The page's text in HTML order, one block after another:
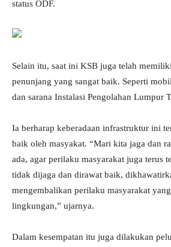
status ODF.
Selain itu, saat ini KSB juga telah
penunjang yang sangat baik. Seperti
dan sarana Instalasi Pengolahan Lumpur
Ia berharap keberadaan infrastruktur ini
baik oleh masyakat. “Mari kita jaga dan
ada, agar perilaku masyarakat juga terus
tidak dijaga dan dirawat baik,
mengembalikan perilaku masyarakat
lingkungan,” ujarnya.
Dalam kesempatan itu juga dilakukan